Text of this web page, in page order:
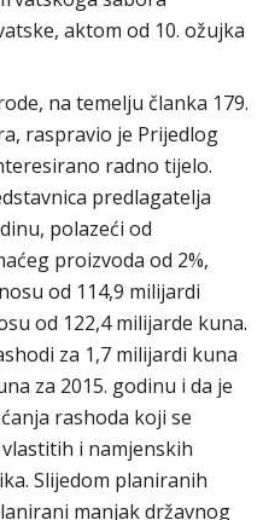
aktom od 10. ožujka
na temelju članka 179.
raspravio je Prijedlog
radno tijelo.
predlagatelja
polazeći od
proizvoda od 2%,
od 114,9 milijardi
od 122,4 milijarde kuna.
za 1,7 milijardi kuna
za 2015. godinu i da je
rashoda koji se
i namjenskih
Slijedom planiranih
manjak državnog